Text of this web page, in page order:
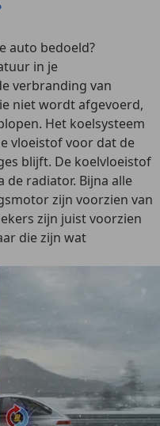
auto bedoeld?
in je
verbranding van
niet wordt afgevoerd,
Het koelsysteem
vloeistofvoor dat de
blijft. De koelvloeistof
de radiator. Bijna alle
zijn voorzien van
zijn juist voorzien
die zijn wat